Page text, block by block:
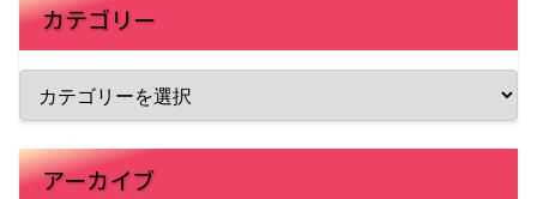
カテゴリー
アーカイブ